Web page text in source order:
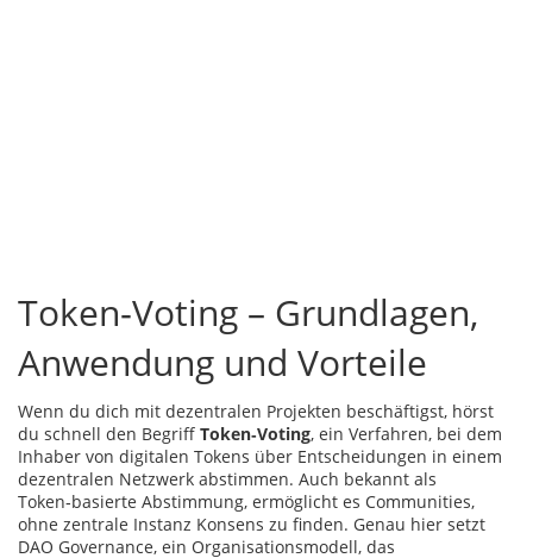
Token‑Voting – Grundlagen,
Anwendung und Vorteile
Wenn du dich mit dezentralen Projekten beschäftigst, hörst
du schnell den Begriff Token‑Voting, ein Verfahren, bei dem
Inhaber von digitalen Tokens über Entscheidungen in einem
dezentralen Netzwerk abstimmen. Auch bekannt als
Token‑basierte Abstimmung, ermöglicht es Communities,
ohne zentrale Instanz Konsens zu finden. Genau hier setzt
DAO Governance, ein Organisationsmodell, das